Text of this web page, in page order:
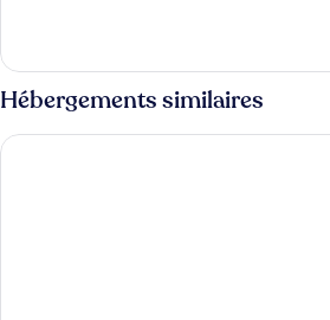
Chambre
Hébergements similaires
Samara Hotel Bodrum Ultra All Inclusive